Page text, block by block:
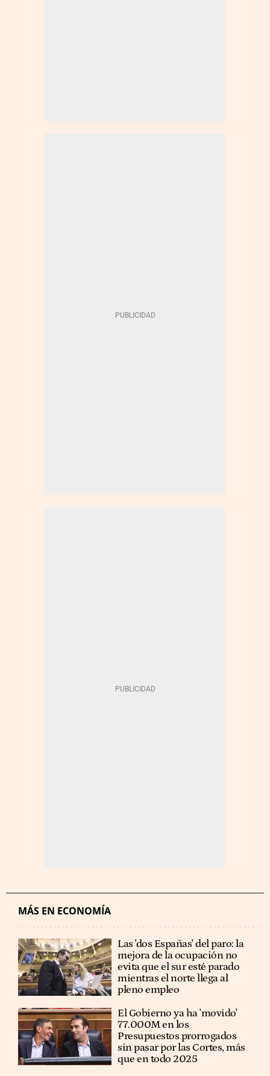
MÁS EN ECONOMÍA
Las 'dos Españas' del paro: la
mejora de la ocupación no
evita que el sur esté parado
mientras el norte llega al
pleno empleo
El Gobierno ya ha 'movido'
77.000M en los
Presupuestos prorrogados
sin pasar por las Cortes, más
que en todo 2025